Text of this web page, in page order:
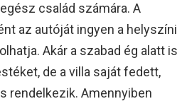
család számára. A
az autóját ingyen a helyszíni
Akár a szabad ég alatt is
de a villa saját fedett,
rendelkezik. Amennyiben